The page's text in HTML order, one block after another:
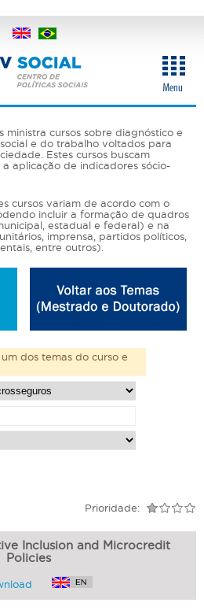
ministra cursos sobre diagnóstico e
e do trabalho voltados para
Estes cursos buscam
aplicação de indicadores sócio-
cursos variam de acordo com o
incluir a formação de quadros
estadual e federal) e na
imprensa, partidos políticos,
entre outros).
dos temas do curso e
Prioridade:
Inclusion and Microcredit
Policies